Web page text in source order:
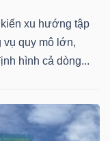
xu hướng tập
vụ quy mô lớn,
hình cả dòng...